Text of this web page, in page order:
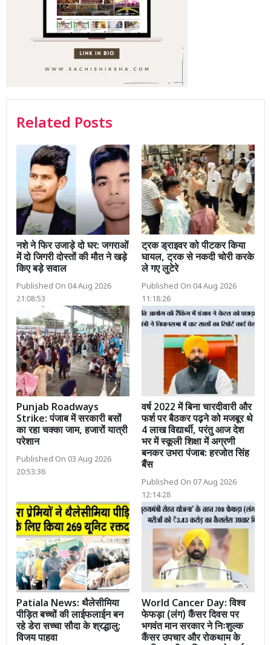
Related Posts
नशे ने फिर उजाड़े दो घर: जगराओं
में दो जिगरी दोस्तों की मौत ने खड़े
किए बड़े सवाल
Published On 04 Aug 2026
21:08:53
ट्रक ड्राइवर को पीटकर किया
घायल, ट्रक से नकदी चोरी करके
ले गए लुटेरे
Published On 04 Aug 2026
11:18:26
Punjab Roadways
Strike: पंजाब में सरकारी बसों
का रहा चक्का जाम, हजारों यात्री
परेशान
Published On 03 Aug 2026
20:53:36
वर्ष 2022 में बिना चारदीवारी और
फर्श पर बैठकर पढ़ने को मजबूर थे
4 लाख विद्यार्थी, परंतु आज देश
भर में स्कूली शिक्षा में अग्रणी
बनकर उभरा पंजाब: हरजोत सिंह
बैंस
Published On 07 Aug 2026
12:14:28
Patiala News: थैलेसीमिया
पीड़ित बच्चों की लाईफलाईन बन
रहे डेरा सच्चा सौदा के श्रद्धालु:
विजय पाहवा
World Cancer Day: विश्व
फेफड़ा (लंग) कैंसर दिवस पर
भगवंत मान सरकार ने निःशुल्क
कैंसर उपचार और रोकथाम के